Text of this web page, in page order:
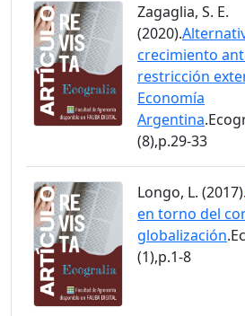
Zagaglia, S. E.
(2020).
crecimiento
restricción
Economía
Argentina
(8),p.29-33
Longo, L. (2017).
en torno del
globalización
(1),p.1-8